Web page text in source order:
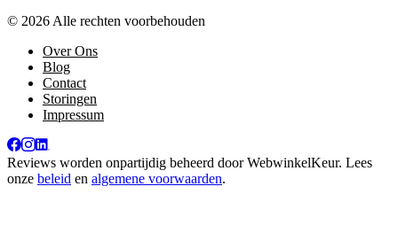
© 2026 Alle rechten voorbehouden
Over Ons
Blog
Contact
Storingen
Impressum
Reviews worden onpartijdig beheerd doorWebwinkelKeur. Lees
onze beleid en algemene voorwaarden.